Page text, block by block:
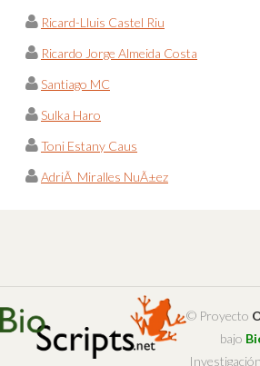
Ricard-Lluis Castel Riu
Ricardo Jorge Almeida Costa
Santiago MC
Sulka Haro
Toni Estany Caus
AdriÃ Miralles NuÃ±ez
© Proyecto
bajo